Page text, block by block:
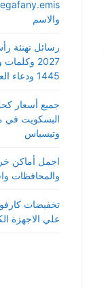
والاسم
2027
1445 ودعاء العام الجديد
البسكويت في
وتيسباس
اجمل أماكن
والمحافظات واسعارها
علي الاجهزة